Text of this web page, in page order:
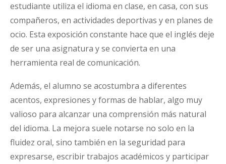
estudiante utiliza el idioma en clase, en casa, con sus
compañeros, en actividades deportivas y en planes de
ocio. Esta exposición constante hace que el inglés deje
de ser una asignatura y se convierta en una
herramienta real de comunicación.
Además, el alumno se acostumbra a diferentes
acentos, expresiones y formas de hablar, algo muy
valioso para alcanzar una comprensión más natural
del idioma. La mejora suele notarse no solo en la
fluidez oral, sino también en la seguridad para
expresarse, escribir trabajos académicos y participar